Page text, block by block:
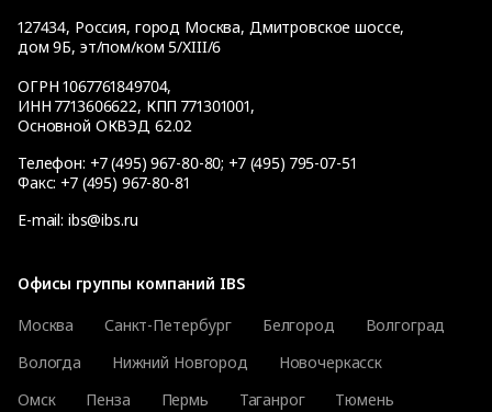
127434, Россия, город Москва, Дмитровское шоссе,
дом 9Б, эт/пом/ком 5/XIII/6
ОГРН 1067761849704,
ИНН 7713606622, КПП 771301001,
Основной ОКВЭД 62.02
Телефон: +7 (495) 967-80-80; +7 (495) 795-07-51
Факс: +7 (495) 967-80-81
E-mail: ibs@ibs.ru
Офисы группы компаний IBS
Москва
Санкт-Петербург Белгород
Волгоград
Вологда
Нижний Новгород
Новочеркасск
Омск
Пенза Пермь Таганрог
Тюмень